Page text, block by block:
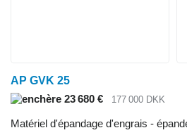
AP GVK 25
23 680 €
177 000 DKK
Matériel d'épandage d'engrais -